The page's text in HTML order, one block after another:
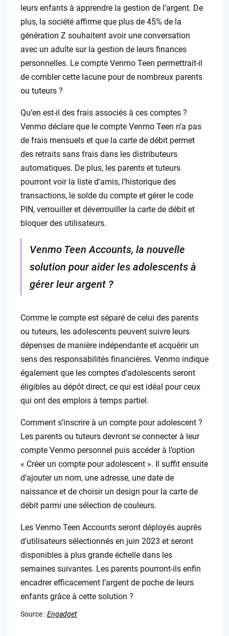
leurs enfants à apprendre la gestion de l’argent. De
plus, la société affirme que plus de 45% de la
génération Z souhaitent avoir une conversation
avec un adulte sur la gestion de leurs finances
personnelles. Le compte Venmo Teen permettrait-il
de combler cette lacune pour de nombreux parents
ou tuteurs ?
Qu’en est-il des frais associés à ces comptes ?
Venmo déclare que le compte Venmo Teen n’a pas
de frais mensuels et que la carte de débit permet
des retraits sans frais dans les distributeurs
automatiques. De plus, les parents et tuteurs
pourront voir la liste d’amis, l’historique des
transactions, le solde du compte et gérer le code
PIN, verrouiller et déverrouiller la carte de débit et
bloquer des utilisateurs.
Venmo Teen Accounts, la nouvelle
solution pour aider les adolescents à
gérer leur argent ?
Comme le compte est séparé de celui des parents
ou tuteurs, les adolescents peuvent suivre leurs
dépenses de manière indépendante et acquérir un
sens des responsabilités financières. Venmo indique
également que les comptes d’adolescents seront
éligibles au dépôt direct, ce qui est idéal pour ceux
qui ont des emplois à temps partiel.
Comment s’inscrire à un compte pour adolescent ?
Les parents ou tuteurs devront se connecter à leur
compte Venmo personnel puis accéder à l’option
« Créer un compte pour adolescent ». Il suffit ensuite
d’ajouter un nom, une adresse, une date de
naissance et de choisir un design pour la carte de
débit parmi une sélection de couleurs.
Les Venmo Teen Accounts seront déployés auprès
d’utilisateurs sélectionnés en juin 2023 et seront
disponibles à plus grande échelle dans les
semaines suivantes. Les parents pourront-ils enfin
encadrer efficacement l’argent de poche de leurs
enfants grâce à cette solution ?
Source :Engadget